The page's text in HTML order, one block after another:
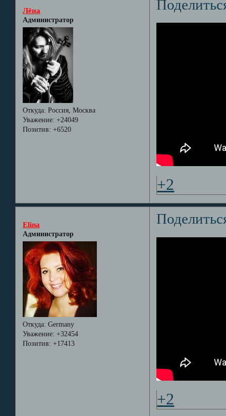
Лёна
Администратор
Откуда: Россия, Москва
Уважение: +24049
Позитив: +6520
+2
Elina
Администратор
Откуда: Germany
Уважение: +32454
Позитив: +17413
+2